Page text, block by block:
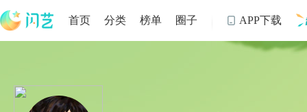
首页 分类 榜单 圈子  APP下载